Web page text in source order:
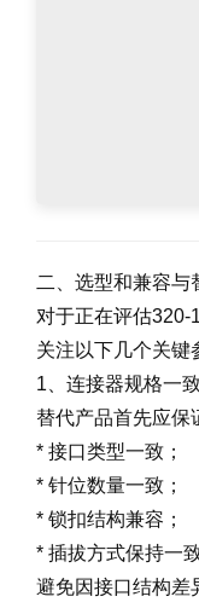
二、选型和兼容与
对于正在评估320-
关注以下几个关键
1、连接器规格一
替代产品首先应保
* 接口类型一致；
* 针位数量一致；
* 锁扣结构兼容；
* 插拔方式保持一致
避免因接口结构差